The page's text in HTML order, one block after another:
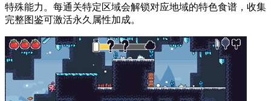
特殊能力。每通关特定区域会解锁对应地域的特色食谱，收集
完整图鉴可激活永久属性加成。